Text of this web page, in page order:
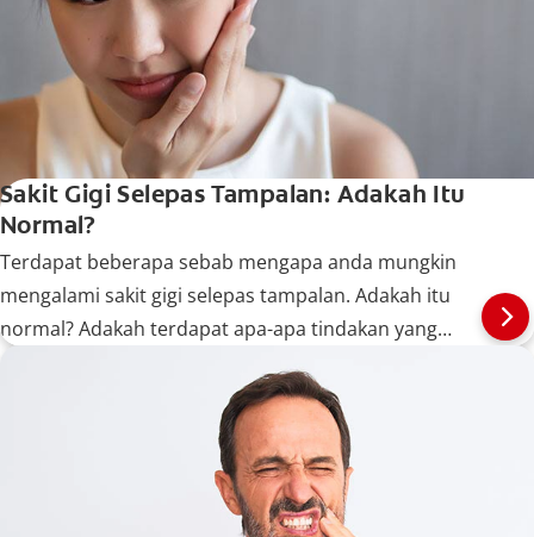
Sakit Gigi Selepas Tampalan: Adakah Itu
Normal?
Terdapat beberapa sebab mengapa anda mungkin
mengalami sakit gigi selepas tampalan. Adakah itu
normal? Adakah terdapat apa-apa tindakan yang